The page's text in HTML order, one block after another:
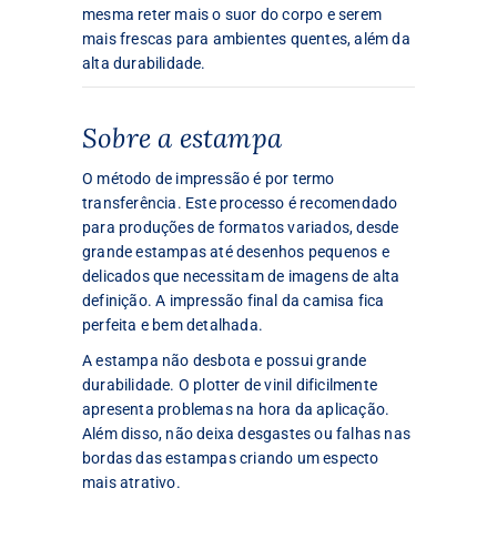
mesma reter mais o suor do corpo e serem
mais frescas para ambientes quentes, além da
alta durabilidade.
Sobre a estampa
O método de impressão é por termo
transferência. Este processo é recomendado
para produções de formatos variados, desde
grande estampas até desenhos pequenos e
delicados que necessitam de imagens de alta
definição. A impressão final da camisa fica
perfeita e bem detalhada.
A estampa não desbota e possui grande
durabilidade. O plotter de vinil dificilmente
apresenta problemas na hora da aplicação.
Além disso, não deixa desgastes ou falhas nas
bordas das estampas criando um especto
mais atrativo.